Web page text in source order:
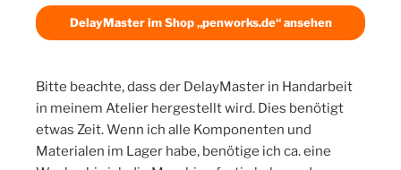
DelayMaster im Shop „penworks.de“ ansehen
Bitte beachte, dass der DelayMaster in Handarbeit
in meinem Atelier hergestellt wird. Dies benötigt
etwas Zeit. Wenn ich alle Komponenten und
Materialen im Lager habe, benötige ich ca. eine